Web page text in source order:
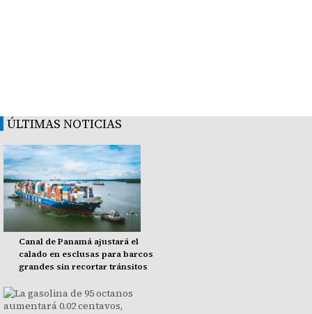
ÚLTIMAS NOTICIAS
Canal de Panamá ajustará el
calado en esclusas para barcos
grandes sin recortar tránsitos